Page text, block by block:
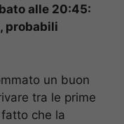
alle 20:45:
probabili
un buon
tra le prime
che la